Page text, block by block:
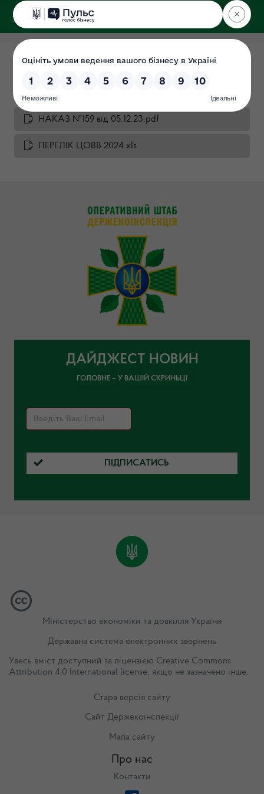
ДЕРЖЕКОІНСПЕКЦІЯ
у Вінницькій області
План перевірок 2024
НАКАЗ №159 від 05.12.23.pdf
ПЕРЕЛІК ЦОВВ 2024.xls
ДАЙДЖЕСТ НОВИН
ГОЛОВНЕ – У ВАШІЙ СКРИНЬЦІ
ПІДПИСАТИСЬ
Міністерство економіки та довкілля України
Державна система електронних звернень
Увесь вміст доступний за ліцензією Creative Commons
Attribution 4.0 International license, якщо не зазначено інше.
Стара версія сайту
Сайт Держекоінспекції
Мапа сайту
Про нас
Контакти